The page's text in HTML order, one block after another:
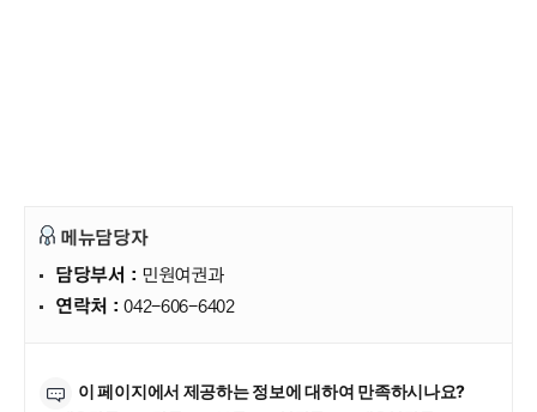
메뉴담당자
담당부서 : 민원여권과
연락처 :042-606-6402
이 페이지에서 제공하는 정보에 대하여 만족하시나요?